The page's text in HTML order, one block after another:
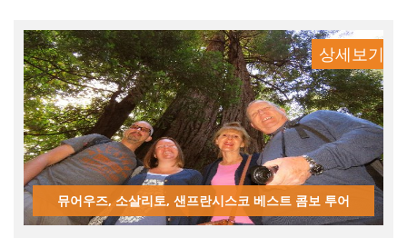
상세보기
뮤어우즈, 소살리토, 샌프란시스코 베스트 콤보 투어